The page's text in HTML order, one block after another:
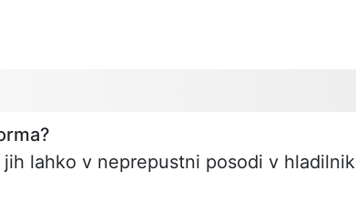
lahko v neprepustni posodi v